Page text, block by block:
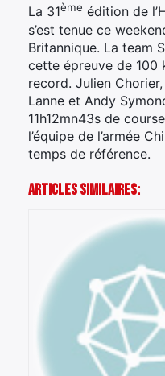
La 31ème édition de
s’est tenue ce
Britannique. La team
cette épreuve de 100
record. Julien Chorier,
Lanne et Andy
11h12mn43s de
l’équipe de l’armée
temps de référence.
Articles Similaires: